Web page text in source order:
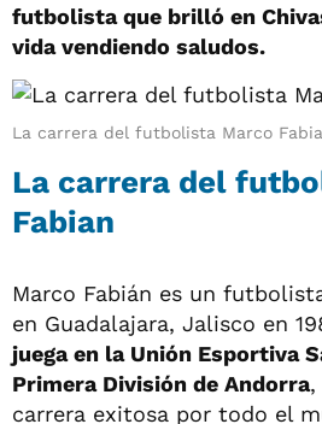
futbolista que brilló en
vida vendiendo saludos.
La carrera del futbolista Marco
La carrera del
Fabian
Marco Fabián es un
en Guadalajara, Jalisco en
juega en la Unión Esportiva
Primera División de Andorra,
carrera exitosa por todo el